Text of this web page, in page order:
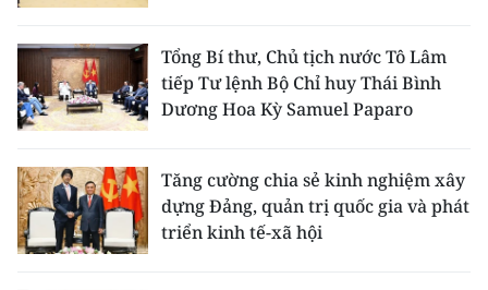
Tổng Bí thư, Chủ tịch nước Tô Lâm
tiếp Tư lệnh Bộ Chỉ huy Thái Bình
Dương Hoa Kỳ Samuel Paparo
Tăng cường chia sẻ kinh nghiệm xây
dựng Đảng, quản trị quốc gia và phát
triển kinh tế-xã hội